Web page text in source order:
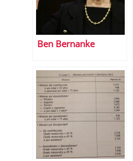
Ben Bernanke